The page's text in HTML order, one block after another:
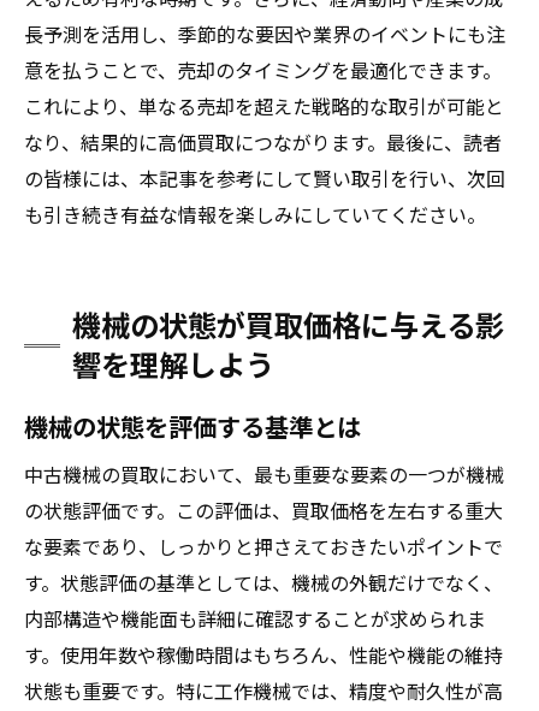
長予測を活用し、季節的な要因や業界のイベントにも注
意を払うことで、売却のタイミングを最適化できます。
これにより、単なる売却を超えた戦略的な取引が可能と
なり、結果的に高価買取につながります。最後に、読者
の皆様には、本記事を参考にして賢い取引を行い、次回
も引き続き有益な情報を楽しみにしていてください。
機械の状態が買取価格に与える影
響を理解しよう
機械の状態を評価する基準とは
中古機械の買取において、最も重要な要素の一つが機械
の状態評価です。この評価は、買取価格を左右する重大
な要素であり、しっかりと押さえておきたいポイントで
す。状態評価の基準としては、機械の外観だけでなく、
内部構造や機能面も詳細に確認することが求められま
す。使用年数や稼働時間はもちろん、性能や機能の維持
状態も重要です。特に工作機械では、精度や耐久性が高